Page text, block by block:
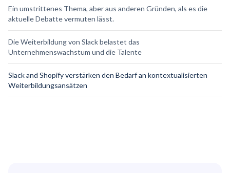
Ein umstrittenes Thema, aber aus anderen Gründen, als es die
aktuelle Debatte vermuten lässt.
Die Weiterbildung von Slack belastet das
Unternehmenswachstum und die Talente
Slack and Shopify verstärken den Bedarf an kontextualisierten
Weiterbildungsansätzen